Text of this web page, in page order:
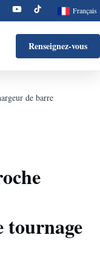
Français
Renseignez-vous
de barre
tournage